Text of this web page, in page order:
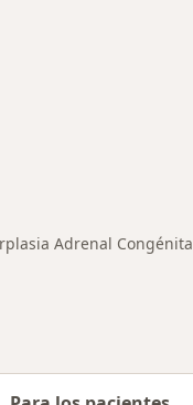
Adrenal Congénita